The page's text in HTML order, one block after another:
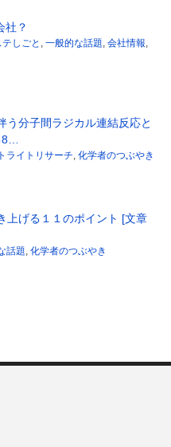
社？
しごと 一般的な話題 会社情報
う分子間ラジカル連結反応と
ライトリサーチ 化学者のつぶやき
上げる１１のポイント [文章
話題 化学者のつぶやき